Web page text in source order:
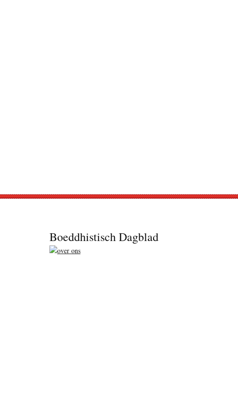
Boeddhistisch Dagblad